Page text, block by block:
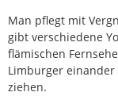
Man pflegt mit
gibt verschiedene
flämischen
Limburger
ziehen.